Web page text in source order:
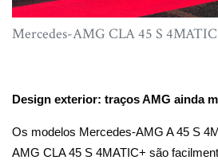
Mercedes-AMG CLA 45 S
Design exterior: traços AMG ainda
Os modelos Mercedes-AMG A 45 S
AMG CLA 45 S 4MATIC+ são